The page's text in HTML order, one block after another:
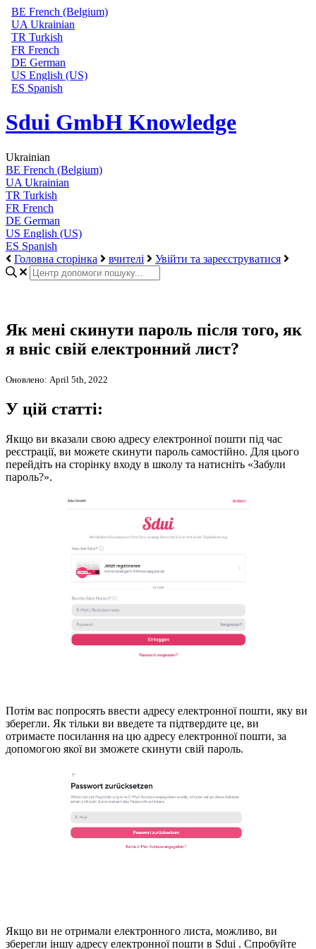
BE French (Belgium)
UA Ukrainian
TR Turkish
FR French
DE German
US English (US)
ES Spanish
Sdui GmbH Knowledge
Ukrainian
BE French (Belgium)
UA Ukrainian
TR Turkish
FR French
DE German
US English (US)
ES Spanish
Головна сторінка
вчителі Увійти та зареєструватися
Як мені скинути пароль після того, як
я вніс свій електронний лист?
Оновлено: April 5th, 2022
У цій статті:
Якщо ви вказали свою адресу електронної пошти під час
реєстрації, ви можете скинути пароль самостійно. Для цього
перейдіть на сторінку входу в школу та натисніть «Забули
пароль?».
Потім вас попросять ввести адресу електронної пошти, яку ви
зберегли. Як тільки ви введете та підтвердите це, ви
отримаєте посилання на цю адресу електронної пошти, за
допомогою якої ви зможете скинути свій пароль.
Якщо ви не отримали електронного листа, можливо, ви
зберегли іншу адресу електронної пошти в Sdui . Спробуйте